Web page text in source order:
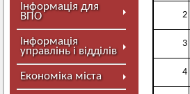
Інформація для
ВПО
Інформація
управлінь і відділів
Економіка міста
2
3
4